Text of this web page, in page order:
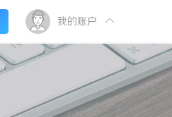
我的账户